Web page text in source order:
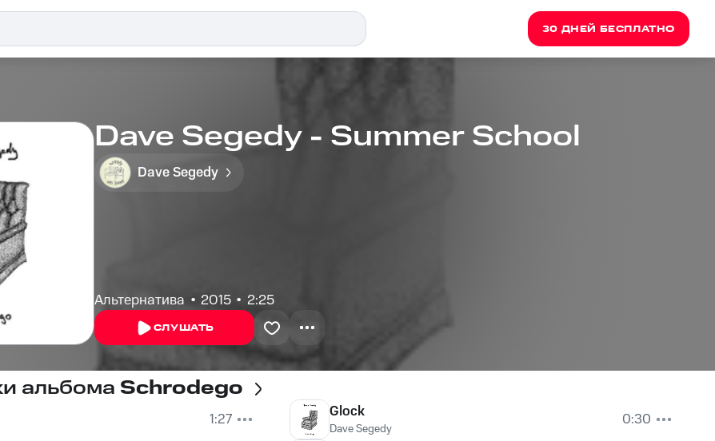
30 ДНЕЙ БЕСПЛАТНО
Dave Segedy - Summer School
Dave Segedy
Альтернатива 2015 2:25
СЛУШАТЬ
альбома Schrodego
1:27
Glock
Dave Segedy
0:30